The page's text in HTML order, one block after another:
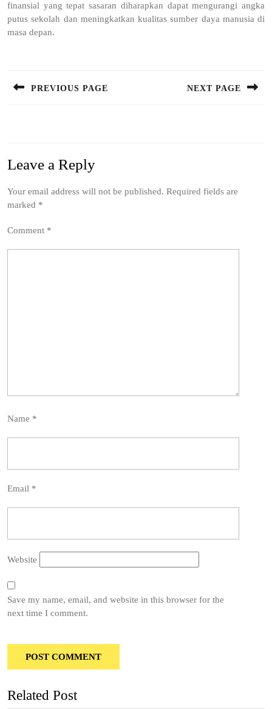
finansial yang tepat sasaran diharapkan dapat mengurangi angka
putus sekolah dan meningkatkan kualitas sumber daya manusia di
masa depan.
PREVIOUS PAGE NEXT PAGE
Leave a Reply
Your email address will not be published. Required fields are
marked *
Comment *
Name *
Email *
Website
Save my name, email, and website in this browser for the
next time I comment.
Related Post